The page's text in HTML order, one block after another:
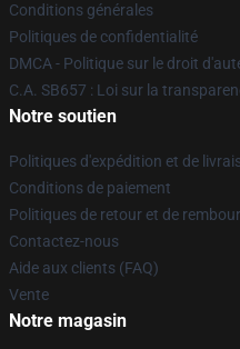
Conditions générales
Politiques de confidentialité
DMCA - Politique sur le droit
C.A. SB657 : Loi sur la
Notre soutien
Politiques d'expédition et de
Conditions de paiement
Politiques de retour et de
Contactez-nous
Aide aux clients (FAQ)
Vente
Notre magasin